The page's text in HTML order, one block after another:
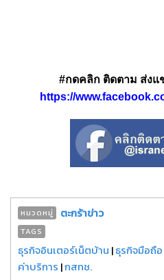
#กดคลิก ติดตาม ส่งแ
https://
หมวดหมู่ ตะกร้าข่าว
TAGS
ธุรกิจอินเตอร์เน็ตบ้าน |ธุรกิจมือถือ
ค่าบริการ |กสทช.